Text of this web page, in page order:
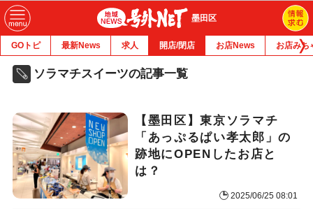
墨田区
GOトピ 最新News 求人 開店/閉店 お店News お店みち
ソラマチスイーツの記事一覧
【墨田区】東京ソラマチ
「あっぷるぱい孝太郎」の
跡地にOPENしたお店と
は？
2025/06/25 08:01